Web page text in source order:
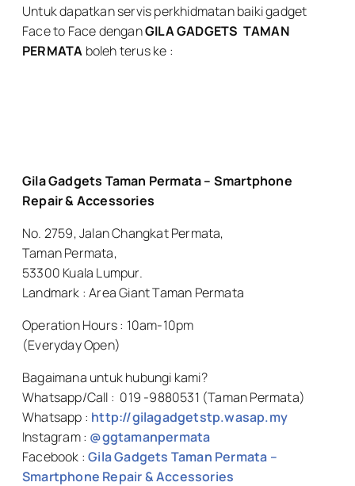
Untuk dapatkan servis perkhidmatan baiki gadget
Face to Face denganGILA GADGETS TAMAN
PERMATA boleh terus ke :
Gila Gadgets Taman Permata – Smartphone
Repair & Accessories
No. 2759, Jalan Changkat Permata,
Taman Permata,
53300 Kuala Lumpur.
Landmark : Area Giant Taman Permata
Operation Hours : 10am-10pm
(Everyday Open)
Bagaimana untuk hubungi kami?
Whatsapp/Call : 019 -9880531 (Taman Permata)
Whatsapp : http://gilagadgetstp.wasap.my
Instagram : @ggtamanpermata
Facebook :Gila Gadgets Taman Permata –
Smartphone Repair & Accessories